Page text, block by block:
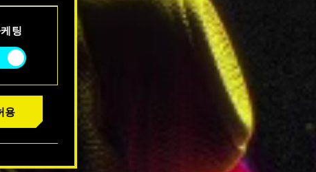
확인할
팅
용